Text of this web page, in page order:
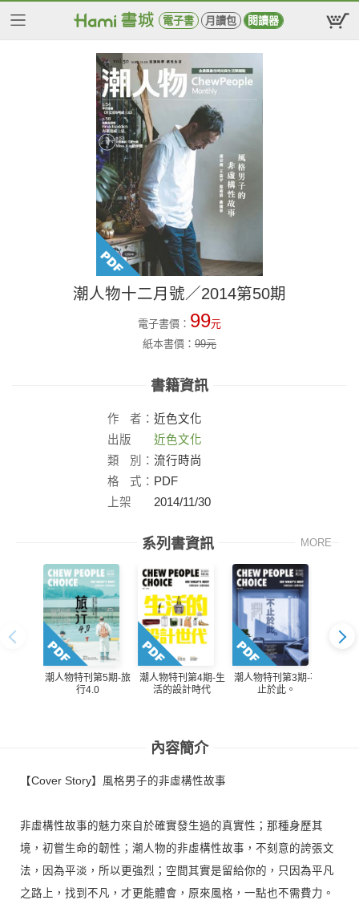
電子書 月讀包 閱讀器
潮人物十二月號／2014第50期
電子書價： 99元
紙本書價： 99元
書籍資訊
作 者： 近色文化
出版
社：
近色文化
類
別： 流行時尚
格
式： PDF
上架
2014/11/30
系列書資訊 MORE
潮人物特刊第5期-旅
行4.0
潮人物特刊第4期-生
活的設計時代
潮人物特刊第3期-不
止於此。
內容簡介
【Cover Story】風格男子的非虛構性故事
非虛構性故事的魅力來自於確實發生過的真實性；那種身歷其
境，初嘗生命的韌性；潮人物的非虛構性故事，不刻意的誇張文
法，因為平淡，所以更強烈；空間其實是留給你的，只因為平凡
之路上，找到不凡，才更能體會，原來風格，一點也不需費力。